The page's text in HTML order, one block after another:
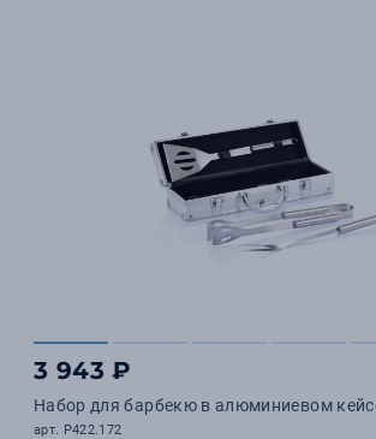
3 943 ₽
Набор для барбекю в алюминиевом
арт. P422.172